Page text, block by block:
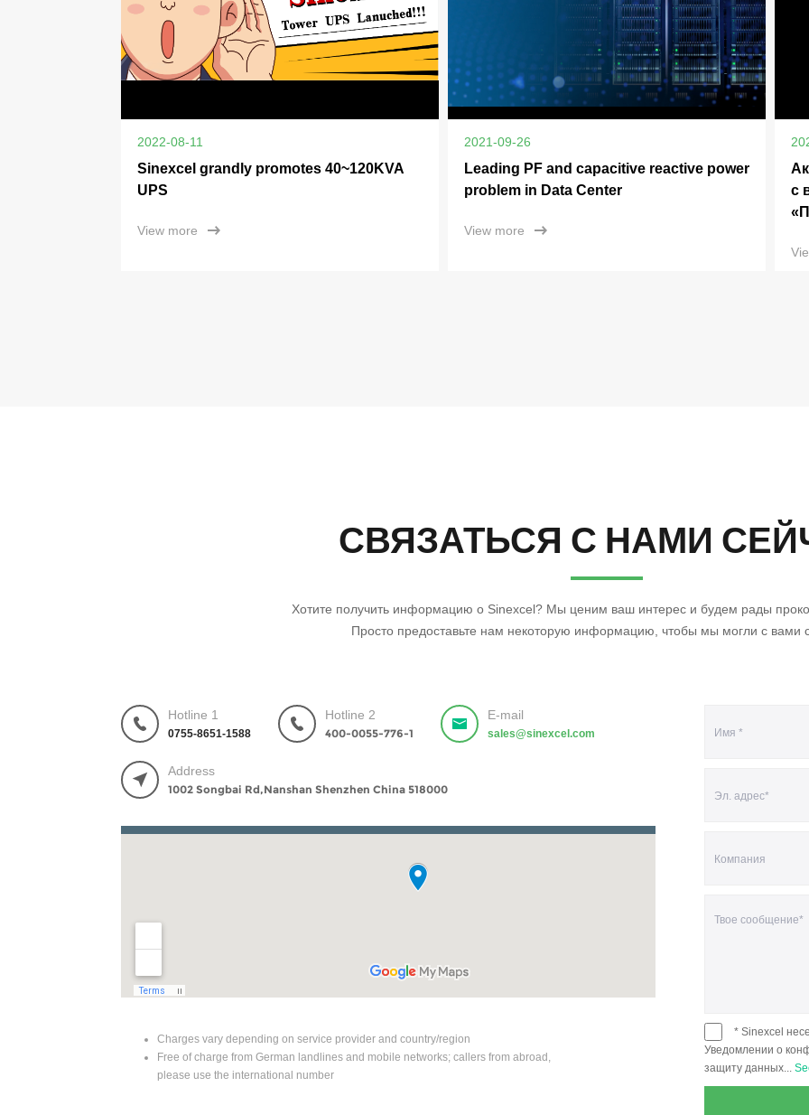
2022-08-11
Sinexcel grandly promotes 40~120KVA
UPS
View more
2021-09-26
Leading PF and capacitive reactive power
problem in Data Center
View more
с
СВЯЗАТЬСЯ С НАМИ
Хотите получить информацию о Sinexcel? Мы ценим ваш интерес и будем рады
Просто предоставьте нам некоторую информацию, чтобы мы могли с вами
Hotline 1
0755-8651-1588
Hotline 2
400-0055-776-1
E-mail
sales@sinexcel.com
Address
1002 Songbai Rd,Nanshan Shenzhen China 518000
Charges vary depending on service provider and country/region
Free of charge from German landlines and mobile networks; callers from abroad,
please use the international number
* Sinexcel
Уведомлении о
защиту данных...